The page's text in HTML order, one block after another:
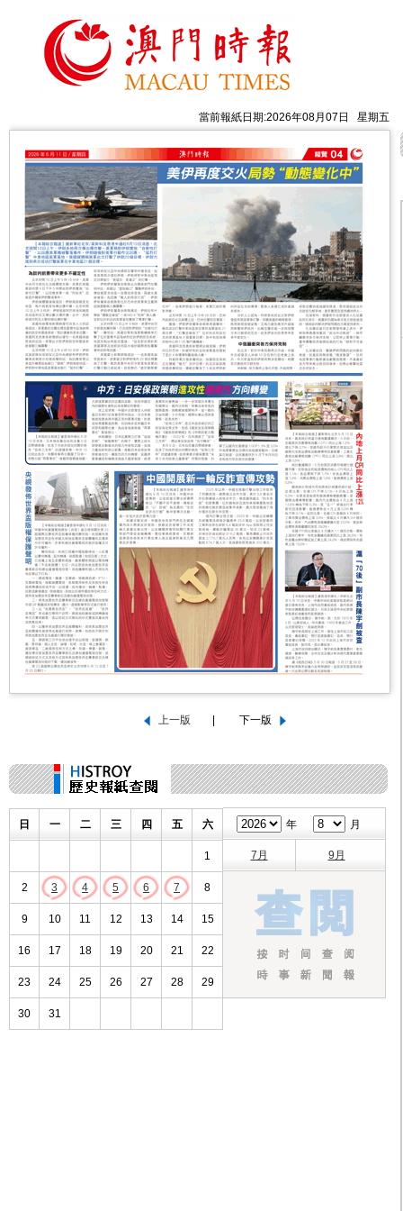
當前報紙日期:2026年08月07日 星期五
日 一 二 三 四 五 六
1
2 3 4 5 6 7 8
9 10 11 12 13 14 15
16 17 18 19 20 21 22
23 24 25 26 27 28 29
30 31
年 月
7月 9月